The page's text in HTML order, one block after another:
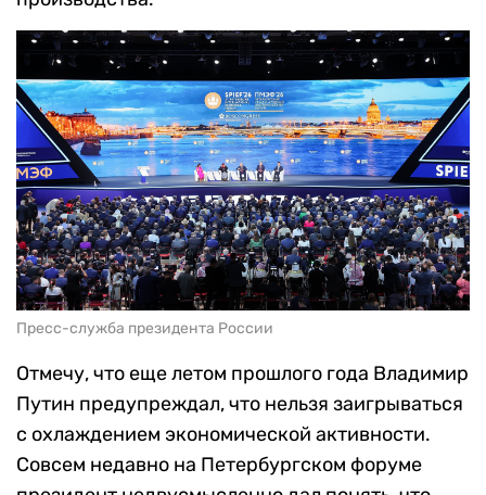
Пресс-служба президента России
Отмечу, что еще летом прошлого года Владимир
Путин предупреждал, что нельзя заигрываться
с охлаждением экономической активности.
Совсем недавно на Петербургском форуме